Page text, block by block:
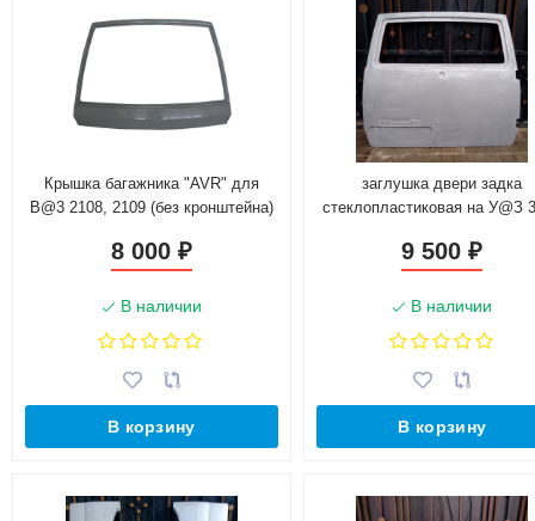
Крышка багажника "AVR" для
B@3 2108, 2109 (без кронштейна)
8 000 ₽
В наличии
В корзину
заглушка двери задка
стеклопластиковая на У@З
9 500₽
В наличии
В корзину